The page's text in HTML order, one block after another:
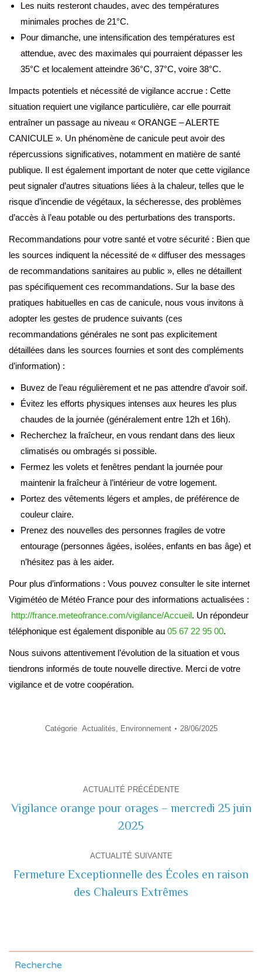
Les nuits resteront chaudes, avec des températures
minimales proches de 21°C.
Pour dimanche, une intensification des températures est
attendue, avec des maximales qui pourraient dépasser les
35°C et localement atteindre 36°C, 37°C, voire 38°C.
Impacts potentiels et nécessité de vigilance accrue : Cette
situation requiert une vigilance particulière, car elle pourrait
entraîner un passage au niveau « ORANGE – ALERTE
CANICULE ». Un phénomène de canicule peut avoir des
répercussions significatives, notamment en matière de santé
publique. Il est également important de noter que cette vigilance
peut signaler d’autres situations liées à la chaleur, telles que le
risque d’incendie de végétaux, la sécheresse, des problèmes
d’accès à l’eau potable ou des perturbations des transports.
Recommandations pour votre santé et votre sécurité : Bien que
les sources indiquent la nécessité de « diffuser des messages
de recommandations sanitaires au public », elles ne détaillent
pas spécifiquement ces recommandations. Sur la base des
pratiques habituelles en cas de canicule, nous vous invitons à
adopter les gestes de prudence suivants (ces
recommandations générales ne sont pas explicitement
détaillées dans les sources fournies et sont des compléments
d’information) :
Buvez de l’eau régulièrement et ne pas attendre d’avoir soif.
Évitez les efforts physiques intenses aux heures les plus
chaudes de la journée (généralement entre 12h et 16h).
Recherchez la fraîcheur, en vous rendant dans des lieux
climatisés ou ombragés si possible.
Fermez les volets et fenêtres pendant la journée pour
maintenir la fraîcheur à l’intérieur de votre logement.
Portez des vêtements légers et amples, de préférence de
couleur claire.
Prenez des nouvelles des personnes fragiles de votre
entourage (personnes âgées, isolées, enfants en bas âge) et
n’hésitez pas à les aider.
Pour plus d’informations : Vous pouvez consulter le site internet
Vigimétéo de Météo France pour des informations actualisées :
http://france.meteofrance.com/vigilance/Accueil. Un répondeur
téléphonique est également disponible au 05 67 22 95 00.
Nous suivons attentivement l’évolution de la situation et vous
tiendrons informés de toute nouvelle directive. Merci de votre
vigilance et de votre coopération.
Catégorie Actualités, Environnement 28/06/2025
de
commentaire
ACTUALITÉ PRÉCÉDENTE
Actualité
précédente
Vigilance orange pour orages – mercredi 25 juin
2025
ACTUALITÉ SUIVANTE
suivante
Fermeture Exceptionnelle des Écoles en raison
des Chaleurs Extrêmes
Recherche